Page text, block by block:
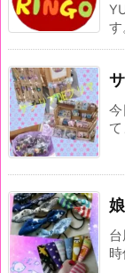
す
今
て